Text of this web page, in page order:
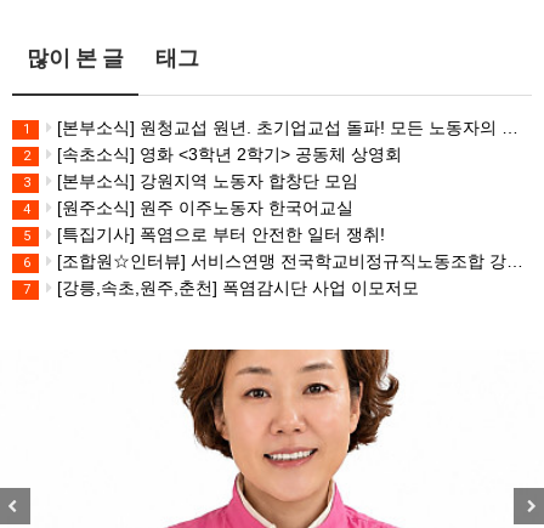
많이 본 글 태그
1 [본부소식] 원청교섭 원년. 초기업교섭 돌파! 모든 노동자의 노동기본권 쟁취! 민주노총 7.15 총파업대회
2 [속초소식] 영화 <3학년 2학기> 공동체 상영회
3 [본부소식] 강원지역 노동자 합창단 모임
4 [원주소식] 원주 이주노동자 한국어교실
5 [특집기사] 폭염으로 부터 안전한 일터 쟁취!
6 [조합원☆인터뷰] 서비스연맹 전국학교비정규직노동조합 강원지부 김유미 춘천지회장
7 [강릉,속초,원주,춘천] 폭염감시단 사업 이모저모